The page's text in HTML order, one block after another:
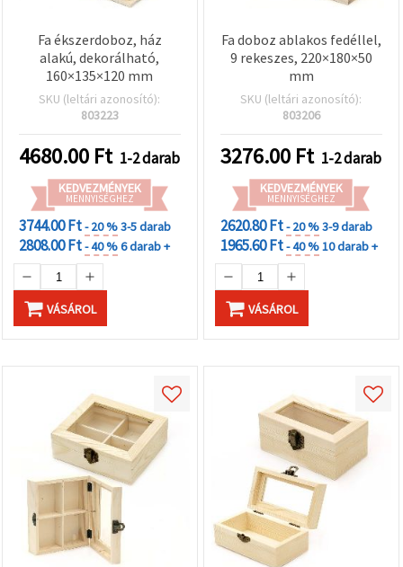
Fa ékszerdoboz, ház
alakú, dekorálható,
160×135×120 mm
SKU (leltári azonosító):
803223
4680.00 Ft 1-2 darab
KEDVEZMÉNYEK
MENNYISÉGHEZ
3744.00 Ft- 20 %3-5 darab
2808.00 Ft- 40 %6 darab +
VÁSÁROL
Fa doboz ablakos fedéllel,
9 rekeszes, 220×180×50
mm
SKU (leltári azonosító):
803206
3276.00 Ft 1-2 darab
KEDVEZMÉNYEK
MENNYISÉGHEZ
2620.80 Ft- 20 %3-9 darab
1965.60 Ft- 40 %10 darab +
VÁSÁROL